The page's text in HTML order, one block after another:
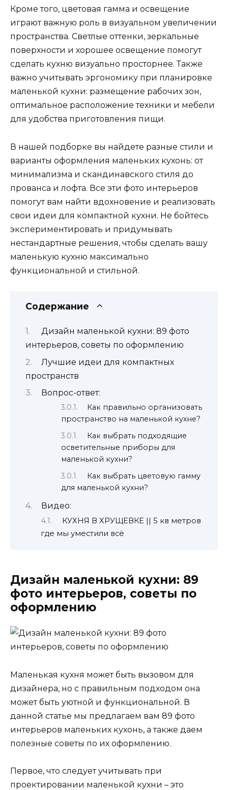
Кроме того, цветовая гамма и освещение
играют важную роль в визуальном увеличении
пространства. Светлые оттенки, зеркальные
поверхности и хорошее освещение помогут
сделать кухню визуально просторнее. Также
важно учитывать эргономику при планировке
маленькой кухни: размещение рабочих зон,
оптимальное расположение техники и мебели
для удобства приготовления пищи.
В нашей подборке вы найдете разные стили и
варианты оформления маленьких кухонь: от
минимализма и скандинавского стиля до
прованса и лофта. Все эти фото интерьеров
помогут вам найти вдохновение и реализовать
свои идеи для компактной кухни. Не бойтесь
экспериментировать и придумывать
нестандартные решения, чтобы сделать вашу
маленькую кухню максимально
функциональной и стильной.
Содержание
Дизайн маленькой кухни: 89 фото
интерьеров, советы по оформлению
Лучшие идеи для компактных
пространств
Вопрос-ответ:
Как правильно организовать
пространство на маленькой кухне?
Как выбрать подходящие
осветительные приборы для
маленькой кухни?
Как выбрать цветовую гамму
для маленькой кухни?
Видео:
КУХНЯ В ХРУЩЕВКЕ || 5 кв метров
где мы уместили всё
Дизайн маленькой кухни: 89
фото интерьеров, советы по
оформлению
Маленькая кухня может быть вызовом для
дизайнера, но с правильным подходом она
может быть уютной и функциональной. В
данной статье мы предлагаем вам 89 фото
интерьеров маленьких кухонь, а также даем
полезные советы по их оформлению.
Первое, что следует учитывать при
проектировании маленькой кухни – это